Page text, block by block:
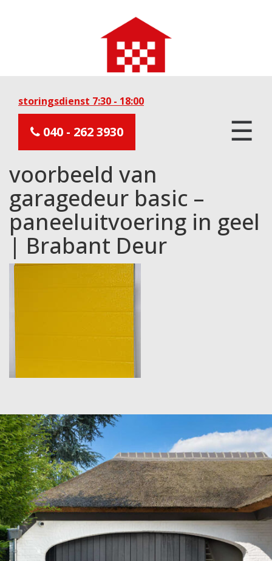
storingsdienst 7:30 - 18:00
040 - 262 3930 ☰
voorbeeld van
garagedeur basic –
paneeluitvoering in geel
| Brabant Deur